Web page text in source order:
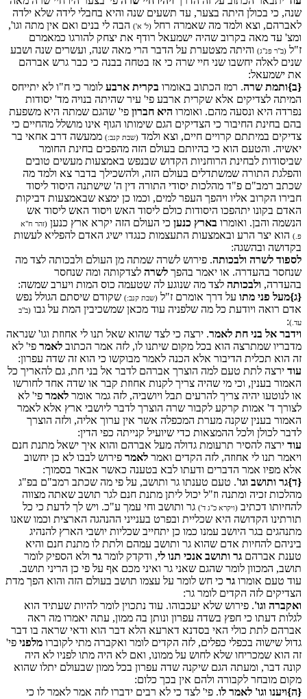
שנה, כי בכולן היתה בצער, עד תשעים שנה והיא בחבלי לידה שלא ילדה
לאברהם, וצא ולמד מה שאמרה רחל (ל' א') הבה לי בנים ואם אין מתה וגו',
ומצ' עד מאה בקרוב שהיה ישמעאל רודף את יצחק להורגו כמאמרם
ז"ל (ב"ר פנ"ג) והיתה מצטערת על הדבר הרי מאה שנה, ועשרים שנה ושבע
שנים לאלה יחשבו שני חיי שרה כי אז בטחה בבנה כי כבר גרש אברהם
את ישמעאל:
{ב}ותמת שרה. רמז הכתוב באומרו בקרית ארבע לומר כי ח"ו לא יתייחס
המיתה לצדיקים אלא שקרית ארבע פי' עיר שהיתה בנויה מד' יסודות
נפרדה היא ונסעה מהם. ואומרו היא חברון פי' שהגם שמתה היא משפעת
בהם בחינת החיבור כי הצדיקים הגם שימותו הגוף אינו מושלל מהחיים כי
צדיקים במיתתם קרויים חיים, וצא ולמד (שבת קנב:) ממעשה דרב אחאי בר
יאשיה. והטעם הוא כי בהיותם בעולם הזה מהפכים בחינת החומר
שביסודות לבחינת הרוחניות הקדוש שבנפש באמצעות מעשים טובים
והפלגת התורה שמשתדלים בעולם הזה, ולהשכילך בדבר צא ולמד מה
שכתב רמב"ם פ"ד מהלכות יסודי התורה דין ה' שישתנה היסוד ליסוד
חבירו הקרוב אליו ויהפך העפר למים, וכמו כן ימצא שבאמצעות דביקות
האדם בקונו יתהפכו היסודות כולם ליסוד האש ויסוד האש ליסוד אש
הנשמה והבן. ואומרו בארץ כנען כי העולם הזה יקרא ארץ כנען (זהר ח"א
פ.) הוא יצר הרע ובאמצעות התעצמות כנגדו ישיג האדם להפליא לעשות
בקדושה ובהשגה:
לספוד לשרה ולבכותה. פירוש לשרה שמתה מן העולם ולבכותה לצד מה
שנחסר בהעדרה. או יאמר בהפך לשרה לצדקותה ומה שנחסר
בהעדרה, ולבכותה לצד מה שנוגע לה שטעמה כוס המות ויערב שמשה:
{ג}מעל פני מתו על דרך אומרם ז"ל (שבת קנב:) שקודם שיסתם הגולל נפש
אדם רואה ויודעת כל מה שלפניה עוד מכאן שמשכיבין המת על גבו (ב"ב
עד.):
וידבר אל בני חת לאמר. ירצה כי לצד שהוא שאל תנו לי אחוזת וגו' שנראה
מדבריו שמתרצה הוא בכל מקום שיתנו לו, לזה אמר הכתוב לאמר פי' לא
זה הוא תכלית הדיבור אלא הכנה לאמר מבוקשו כי הוא זה שדה עפרון:
עוד ירצה לתת טעם למה הוצרך אברהם לדבר אל בני חת, גם להאריך כל
האמור בענין, וכי מי שהיה צריך לקנות אחוזת קבר או שדה אחד לחורשו
או לנוטעו יהיה צריך להרעים תבל ויושביה, לזה גמר אומר לאמר פי' לא
לצורך ד' אמות קרקע לקבור שרה הוצרך לדבר ליושבי ארץ אלא לאמר
האמור בענין שקנה מערת המכפלה אשר אין ערוך אליה, ולזה הוצרך
לדבר לכולן ולכל ההמצאות כדי שיועיל קנייתה כפי הדין:
עוד ירצה להסיר תרעומת גדולה מעל אברהם והוא איך ישאל מתנת חנם
ויאמר תנו לי אחוזה, לזה הקדים ואמר לאמר פירוש לבבו לא כן יחשוב
אלא מפיו אמר הדברים ודעתו לבא בטענה כאשר אבאר בסמוך:
{ד}גר ותושב וגו'. טעם טענתו גר ותושב, על פי מה שכתב רמב"ם בפ"ג
מהלכות זכיה ומתנה וז"ל יכול ליתן מתנת חנם לגר תושב שאתה מצווה
להחיותו דכתיב (ויקרא כ"ג ד') גר ותושב וחי עמך ע"כ. ויש לך לדעת כי כל
תורתינו הקדושה היא שכליית ובפרט בענייני ההנהגה הארצית וכמו שאנו
מתנהגים בגר היושב עמנו כמו כן יתחייב שכליות יושבי הארץ להנהיג
ביניהם להחיות אדם שהוא גר ותושב עמהם ולתת לו מתנת חנם והיא
טענת אברהם גר ותושב אנכי תנו לי, ודקדק לומר גר ולא הספיק לומר
תושב, המכוון לומר שהגם שאני גר ואיני מכם אף על פי כן הריני תושב.
עוד טעם אומרו גר כי חש לומר על עצמו תושב בעולם הזה והוא הפך מדת
הצדיקים לזה הקדים לומר גר:
ואקברה וגו'. פירוש שלא יעכבוהו. עוד נתכוין לומר להיות שעתיד הוא
לגלות דעתו כי חפץ בשדה עפרון ונותן בה ממון, עתה יאמרו מה ראה
אברהם לתת כולי האי בסדנא דארעא הלא דבר הוא ודאי שראה בו דבר
גדול שישוה בכפלי כפלים, לזה הקדים לומר ואקברה מתי לקוברו מלפני פי'
זה הוא שמכריחו שלא לחוש על ממונו, ואם לא היה מתו לפניו לא היה
קונה דבר, ומעתה הגם שיקנה שדה עפרון בכל ממון שבעולם יתלו שהוא
מקום מובחר לקבורה ולהם אין בכך כלום:
{ה}ויענו וגו' לאמר לו. פי' לצד כי לא רבים ידברו לזה אמר לאמר לו כי